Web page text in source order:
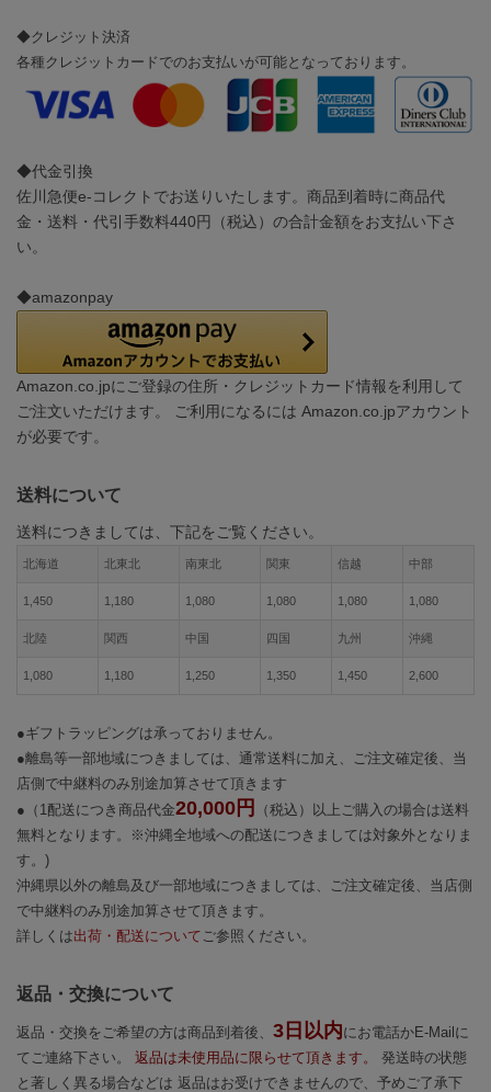
◆クレジット決済
各種クレジットカードでのお支払いが可能となっております。
◆代金引換
佐川急便e-コレクトでお送りいたします。商品到着時に商品代
金・送料・代引手数料440円（税込）の合計金額をお支払い下さ
い。
◆amazonpay
Amazon.co.jpにご登録の住所・クレジットカード情報を利用して
ご注文いただけます。 ご利用になるには Amazon.co.jpアカウント
が必要です。
送料について
送料につきましては、下記をご覧ください。
北海道 北東北 南東北 関東 信越 中部
1,450 1,180 1,080 1,080 1,080 1,080
北陸 関西 中国 四国 九州 沖縄
1,080 1,180 1,250 1,350 1,450 2,600
●ギフトラッピングは承っておりません。
●離島等一部地域につきましては、通常送料に加え、ご注文確定後、当
店側で中継料のみ別途加算させて頂きます
●（1配送につき商品代金20,000円
（税込）以上ご購入の場合は送料
無料となります。※沖縄全地域への配送につきましては対象外となりま
す。)
沖縄県以外の離島及び一部地域につきましては、ご注文確定後、当店側
で中継料のみ別途加算させて頂きます。
詳しくは出荷・配送について ご参照ください。
返品・交換について
返品・交換をご希望の方は商品到着後、 3日以内にお電話かE-Mailに
てご連絡下さい。 返品は未使用品に限らせて頂きます。
発送時の状態
と著しく異る場合などは 返品はお受けできませんので、予めご了承下